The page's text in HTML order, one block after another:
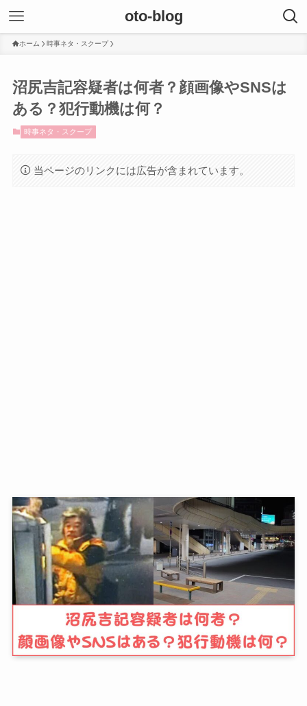
oto-blog
ホーム 時事ネタ・スクープ
沼尻吉記容疑者は何者？顔画像やSNSは
ある？犯行動機は何？
時事ネタ・スクープ
当ページのリンクには広告が含まれています。